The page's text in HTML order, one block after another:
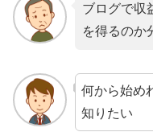
ブログで収
を得るのか
何から始め
知りたい